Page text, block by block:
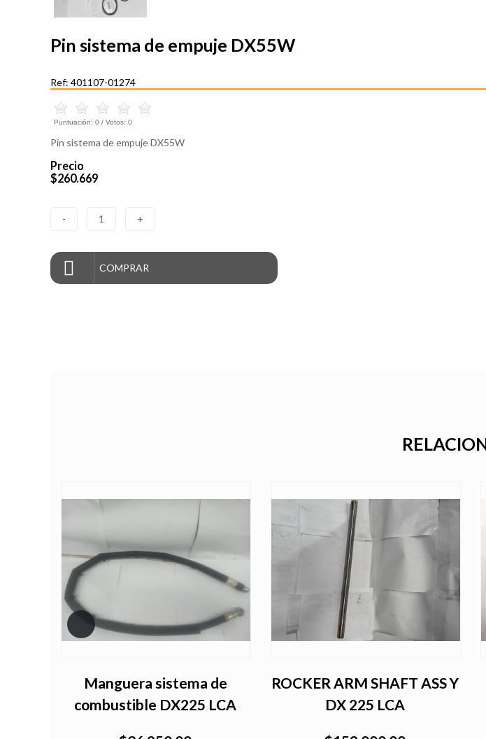
Pin sistema de empuje DX55W
Ref: 401107-01274
Puntuación: 0 / Votos: 0
Pin sistema de empuje DX55W
Precio
$260.669
- 1 +
COMPRAR
Manguera sistema de
combustible DX225 LCA
ROCKER ARM SHAFT ASS Y
DX 225 LCA